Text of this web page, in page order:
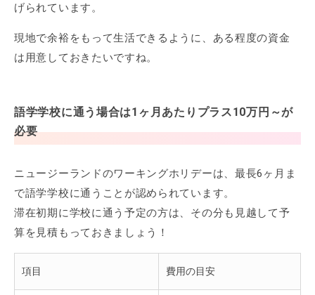
げられています。
現地で余裕をもって生活できるように、ある程度の資金
は用意しておきたいですね。
語学学校に通う場合は1ヶ月あたりプラス10万円～が
必要
ニュージーランドのワーキングホリデーは、最長6ヶ月ま
で語学学校に通うことが認められています。
滞在初期に学校に通う予定の方は、その分も見越して予
算を見積もっておきましょう！
項目 費用の目安